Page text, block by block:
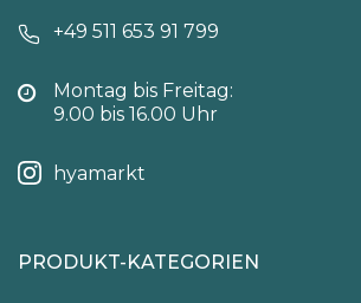
+49 511 653 91 799
Montag bis Freitag:
9.00 bis 16.00 Uhr
hyamarkt
PRODUKT-KATEGORIEN